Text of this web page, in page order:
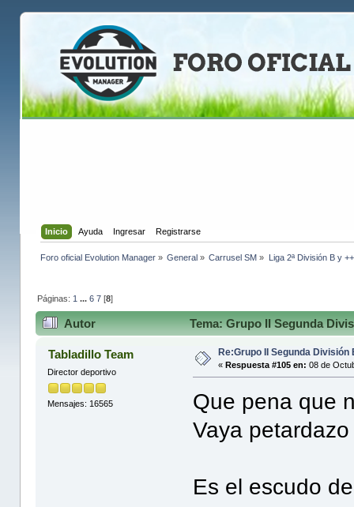
Inicio Ayuda Ingresar Registrarse
Foro oficial Evolution Manager» General » Carrusel SM » Liga 2ª División B y
Páginas: 1 ... 6 7[8]
Autor Tema: Grupo II Segunda
Tabladillo Team
Director deportivo
Mensajes: 16565
Re:Grupo II Segunda División
«Respuesta #105 en: 08 de
Que pena que
Vaya
Es el escudo